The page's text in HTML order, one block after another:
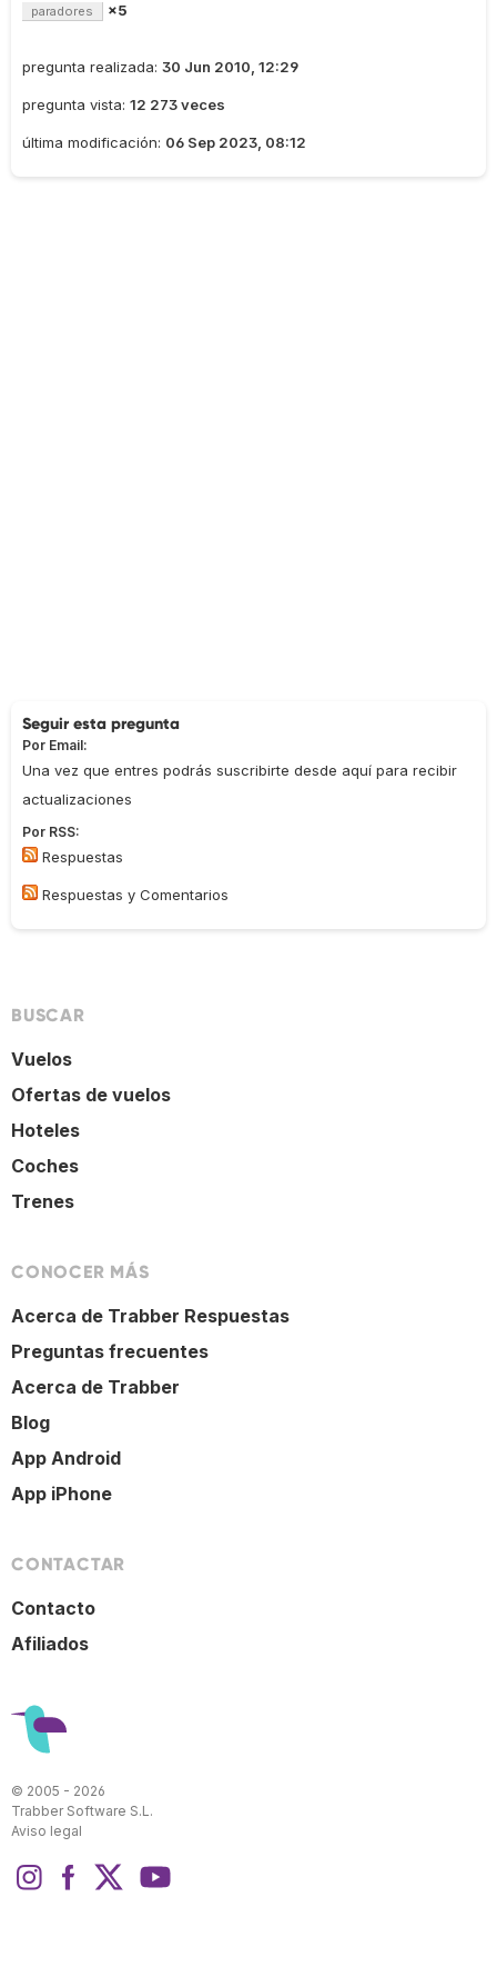
paradores ×5
pregunta realizada: 30 Jun 2010, 12:29
pregunta vista: 12 273 veces
última modificación: 06 Sep 2023, 08:12
Seguir esta pregunta
Por Email:
Una vez que entres podrás suscribirte desde aquí para recibir
actualizaciones
Por RSS:
Respuestas
Respuestas y Comentarios
BUSCAR
Vuelos
Ofertas de vuelos
Hoteles
Coches
Trenes
CONOCER MÁS
Acerca de Trabber Respuestas
Preguntas frecuentes
Acerca de Trabber
Blog
App Android
App iPhone
CONTACTAR
Contacto
Afiliados
© 2005 - 2026
Trabber Software S.L.
Aviso legal